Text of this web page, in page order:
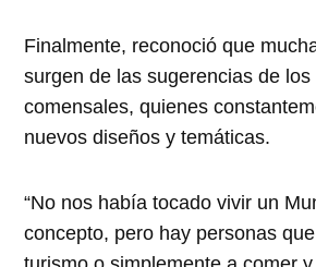
Finalmente, reconoció que
surgen de las sugerencias de los
comensales, quienes
nuevos diseños y temáticas.
“No nos había tocado vivir un
concepto, pero hay personas